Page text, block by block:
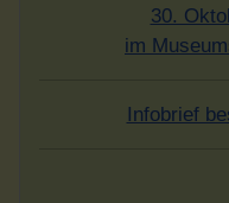
30.
im
Infobrief